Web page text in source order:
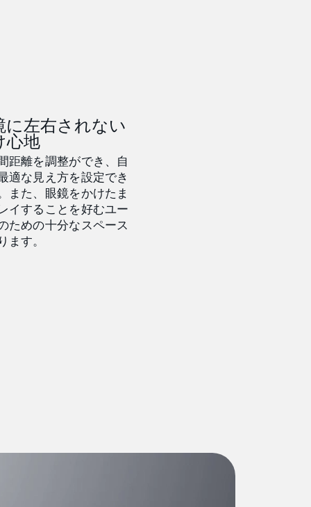
に左右されない
心地
距離を調整ができ、自
適な見え方を設定でき
また、眼鏡をかけたま
イすることを好むユー
ための十分なスペース
ます。